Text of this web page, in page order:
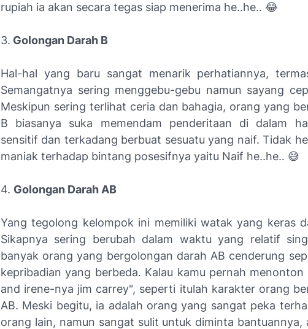
rupiah ia akan secara tegas siap menerima he..he.. 😂
3. Golongan Darah B
Hal-hal yang baru sangat menarik perhatiannya,
Semangatnya sering menggebu-gebu namun sayang
Meskipun sering terlihat ceria dan bahagia, orang yang
B biasanya suka memendam penderitaan di dalam
sensitif dan terkadang berbuat sesuatu yang naif. Tidak
maniak terhadap bintang posesifnya yaitu Naif he..he.. 😅
4. Golongan Darah AB
Yang tegolong kelompok ini memiliki watak yang keras
Sikapnya sering berubah dalam waktu yang relatif
banyak orang yang bergolongan darah AB cenderung
kepribadian yang berbeda. Kalau kamu pernah
and irene-nya jim carrey", seperti itulah karakter orang
AB. Meski begitu, ia adalah orang yang sangat peka
orang lain, namun sangat sulit untuk diminta bantuannya,